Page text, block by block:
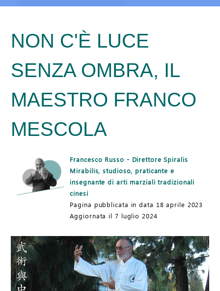
NON C'È LUCE
SENZA OMBRA, IL
MAESTRO FRANCO
MESCOLA
Francesco Russo - Direttore Spiralis
Mirabilis, studioso, praticante e
insegnante di arti marziali tradizionali
cinesi
Pagina pubblicata in data 18 aprile 2023
Aggiornata il 7 luglio 2024